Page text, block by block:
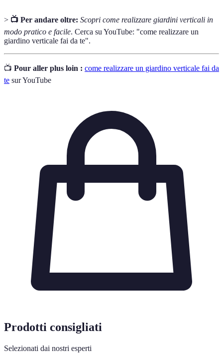
> 📺 Per andare oltre: Scopri come realizzare giardini verticali in
modo pratico e facile. Cerca su YouTube: "come realizzare un
giardino verticale fai da te".
📺 Pour aller plus loin : come realizzare un giardino verticale fai da
te sur YouTube
Prodotti consigliati
Selezionati dai nostri esperti